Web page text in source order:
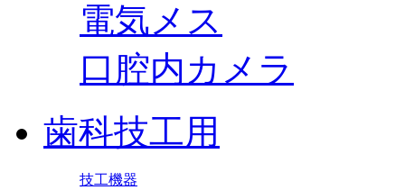
電気メス
口腔内カメラ
歯科技工用
技工機器